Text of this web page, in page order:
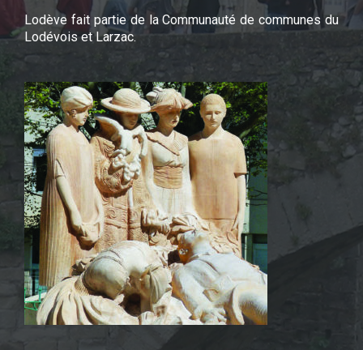
Lodève fait partie de la Communauté de communes du
Lodévois et Larzac.